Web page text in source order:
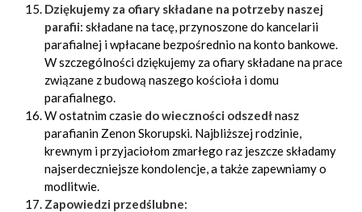
Dziękujemy za ofiary składane na potrzeby naszej
parafii: składane na tacę, przynoszone do kancelarii
parafialnej i wpłacane bezpośrednio na konto bankowe.
W szczególności dziękujemy za ofiary składane na prace
związane z budową naszego kościoła i domu
parafialnego.
W ostatnim czasie do wieczności odszedłnasz
parafianin Zenon Skorupski. Najbliższej rodzinie,
krewnym i przyjaciołom zmarłego raz jeszcze składamy
najserdeczniejsze kondolencje, a także zapewniamy o
modlitwie.
Zapowiedzi przedślubne: